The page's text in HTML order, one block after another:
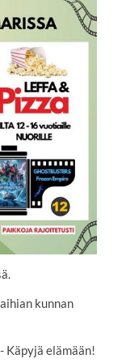
kunnan
Käpyjä elämään!